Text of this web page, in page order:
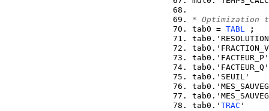
* Optimization
tab0 = TABL
;
tab0.' TRAC